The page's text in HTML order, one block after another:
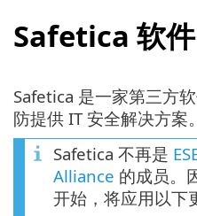
Safetica 软件
Safetica 是一家第三方
防提供 IT 安全解决方案。
Safetica 不再是
Alliance 的成员。
开始，将应用以下